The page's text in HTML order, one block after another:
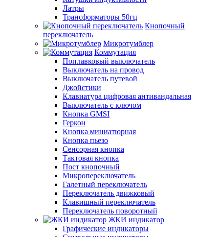
Латры
Трансформаторы 50гц
Кнопочный
переключатель
Микротумблер
Коммутация
Поплавковый выключатель
Выключатель на провод
Выключатель путевой
Джойстики
Клавиатура цифровая антивандальная
Выключатель с ключом
Кнопка GMSI
Геркон
Кнопка миниатюрная
Кнопка пьезо
Сенсорная кнопка
Тактовая кнопка
Пост кнопочный
Микропереключатель
Галетный переключатель
Переключатель движковый
Клавишный переключатель
Переключатель поворотный
ЖКИ индикатор
Графические индикаторы